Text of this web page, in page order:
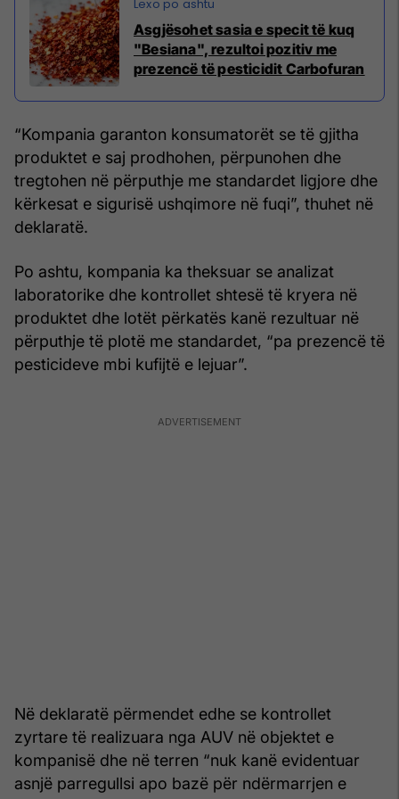
Asgjësohet sasia e specit të kuq
"Besiana", rezultoi pozitiv me
prezencë të pesticidit Carbofuran
“Kompania garanton konsumatorët se të gjitha
produktet e saj prodhohen, përpunohen dhe
tregtohen në përputhje me standardet ligjore dhe
kërkesat e sigurisë ushqimore në fuqi”, thuhet në
deklaratë.
Po ashtu, kompania ka theksuar se analizat
laboratorike dhe kontrollet shtesë të kryera në
produktet dhe lotët përkatës kanë rezultuar në
përputhje të plotë me standardet, “pa prezencë të
pesticideve mbi kufijtë e lejuar”.
Në deklaratë përmendet edhe se kontrollet
zyrtare të realizuara nga AUV në objektet e
kompanisë dhe në terren “nuk kanë evidentuar
asnjë parregullsi apo bazë për ndërmarrjen e